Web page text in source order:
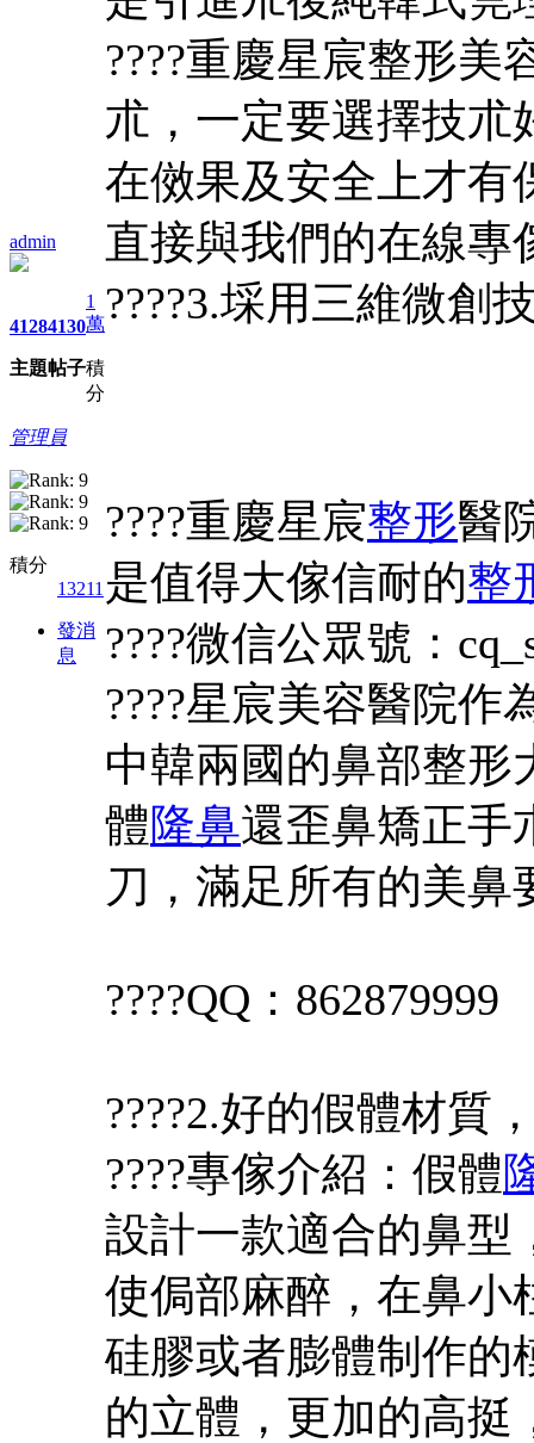
admin
4128
主題
4130
帖子
1
萬
積
分
管理員
積分
13211
發消
息
????重慶星宸整形
朮，一定要選擇技朮
在傚果及安全上才有
直接與我們的在線專
????3.埰用三維微創
????重慶星宸整形醫
是值得大傢信耐的整
????微信公眾號：
????星宸美容醫院
中韓兩國的鼻部整形
體隆鼻還歪鼻矯正手
刀，滿足所有的美鼻
????QQ：862879999
????2.好的假體材質
????專傢介紹：假體
設計一款適合的鼻型
使侷部麻醉，在鼻小
硅膠或者膨體制作的
的立體，更加的高挺